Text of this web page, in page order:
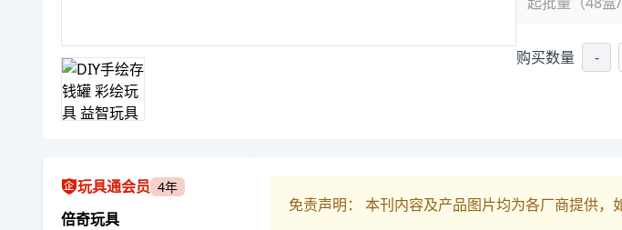
购买数量 -
玩具通会员 4年
倍奇玩具
免责声明： 本刊内容及产品图片均为各厂商提供，